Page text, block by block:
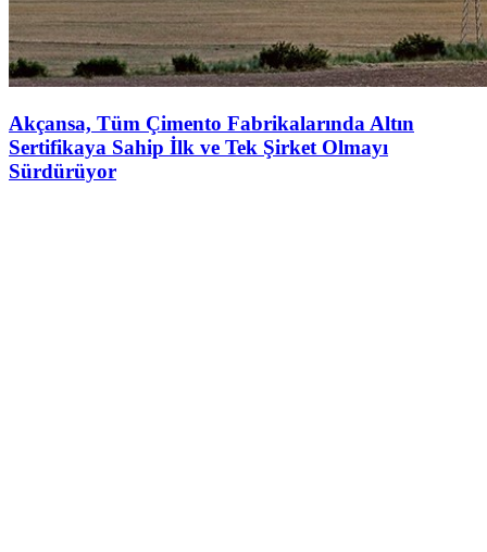
Akçansa, Tüm Çimento Fabrikalarında Altın
Sertifikaya Sahip İlk ve Tek Şirket Olmayı
Sürdürüyor